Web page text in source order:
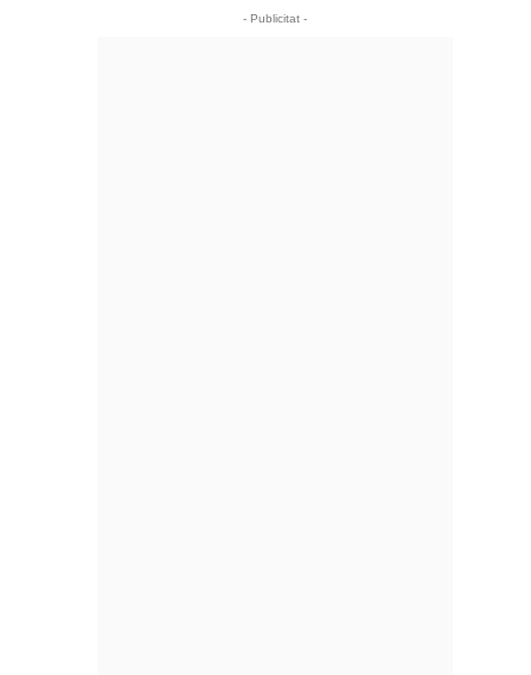
- Publicitat -